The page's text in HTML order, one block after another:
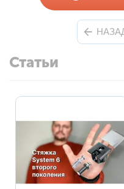
Статьи